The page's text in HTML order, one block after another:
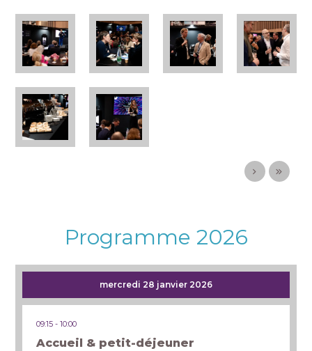
Programme 2026
mercredi 28 janvier 2026
09:15 10:00
Accueil & petit-déjeuner